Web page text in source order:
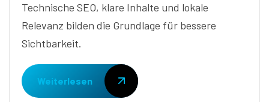
Technische SEO, klare Inhalte und lokale
Relevanz bilden die Grundlage für bessere
Sichtbarkeit.
Weiterlesen